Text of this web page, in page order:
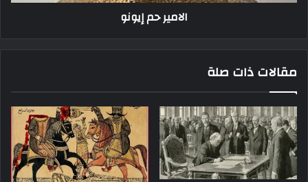
الامير حم إيونو
مقالات ذات صلة